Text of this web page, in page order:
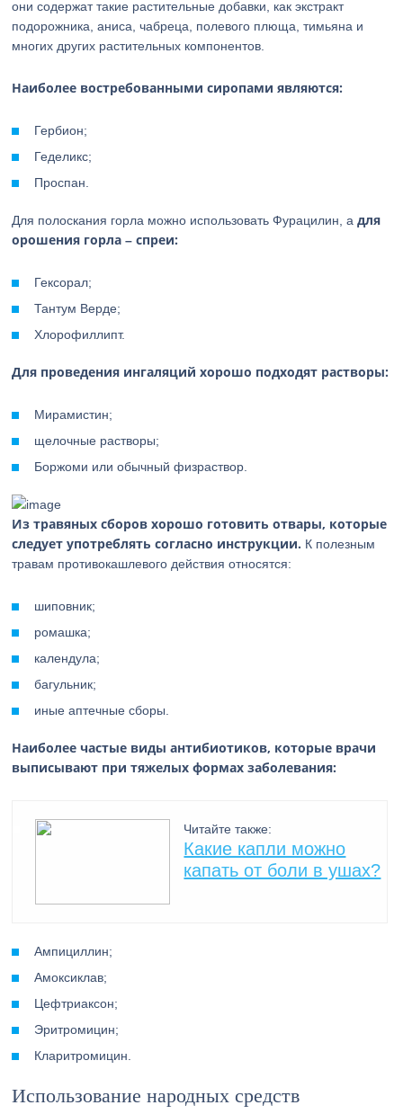
они содержат такие растительные добавки, как экстракт
подорожника, аниса, чабреца, полевого плюща, тимьяна и
многих других растительных компонентов.
Наиболее востребованными сиропами являются:
Гербион;
Геделикс;
Проспан.
Для полоскания горла можно использовать Фурацилин, адля
орошения горла – спреи:
Гексорал;
Тантум Верде;
Хлорофиллипт.
Для проведения ингаляций хорошо подходят растворы:
Мирамистин;
щелочные растворы;
Боржоми или обычный физраствор.
Из травяных сборов хорошо готовить отвары, которые
следует употреблять согласно инструкции. К полезным
травам противокашлевого действия относятся:
шиповник;
ромашка;
календула;
багульник;
иные аптечные сборы.
Наиболее частые виды антибиотиков, которые врачи
выписывают при тяжелых формах заболевания:
Читайте также:
Какие капли можно
капать от боли в ушах?
Ампициллин;
Амоксиклав;
Цефтриаксон;
Эритромицин;
Кларитромицин.
Использование народных средств